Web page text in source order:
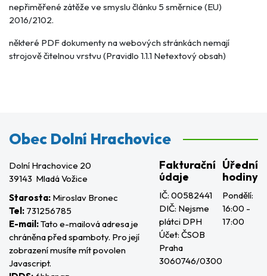
nepřiměřené zátěže ve smyslu článku 5 směrnice (EU)
2016/2102.
některé PDF dokumenty na webových stránkách nemají
strojově čitelnou vrstvu (Pravidlo 1.1.1 Netextový obsah)
Obec Dolní Hrachovice
Dolní Hrachovice 20
39143 Mladá Vožice
Starosta: Miroslav Bronec
Tel: 731256785
E-mail:Tato e-mailová adresa je
chráněna před spamboty. Pro její
zobrazení musíte mít povolen
Javascript.
Fakturační
údaje
IČ: 00582441
DIČ: Nejsme
plátci DPH
Účet: ČSOB
Praha
3060746/0300
Úřední
hodiny
Pondělí:
16:00 -
17:00